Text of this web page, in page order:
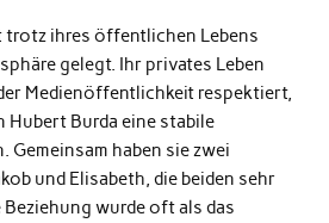
trotz ihres öffentlichen Lebens
gelegt. Ihr privates Leben
Medienöffentlichkeit respektiert,
Hubert Burda eine stabile
haben sie zwei
und Elisabeth, die beiden sehr
Beziehung wurde oft als das